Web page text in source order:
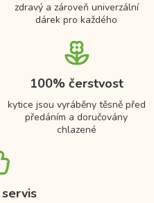
zdravý a zároveň univerzální
dárek pro každého
100% čerstvost
kytice jsou vyráběny těsně před
předáním a doručovány
chlazené